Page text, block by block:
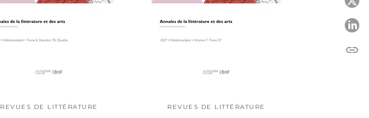
REVUES DE LITTÉRATURE REVUES DE LITTÉRATURE
link